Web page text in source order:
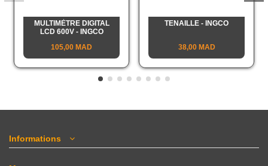
MULTIMÈTRE DIGITAL
LCD 600V - INGCO
105,00 MAD
TENAILLE - INGCO
38,00 MAD
Informations